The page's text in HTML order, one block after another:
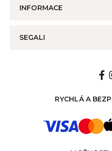
INFORMACE
SEGALI
RYCHLÁ A